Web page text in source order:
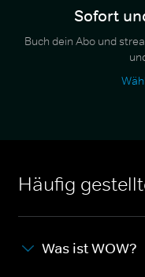
Sofort
Buch dein Abo und
Häufig
Was ist WOW?